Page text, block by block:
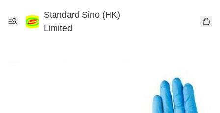
Standard Sino (HK)
Limited